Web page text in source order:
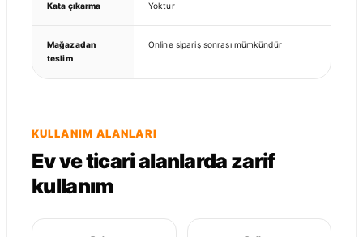
Kata çıkarma Yoktur
Mağazadan
teslim
Online sipariş sonrası mümkündür
KULLANIM ALANLARI
Ev ve ticari alanlarda zarif
kullanım